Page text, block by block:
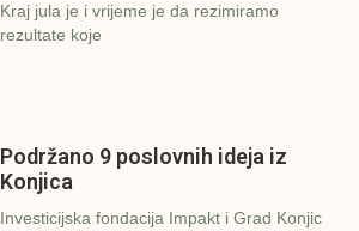
Kraj jula je i vrijeme je da rezimiramo
rezultate koje
Podržano 9 poslovnih ideja iz
Konjica
Investicijska fondacija Impakt i Grad Konjic